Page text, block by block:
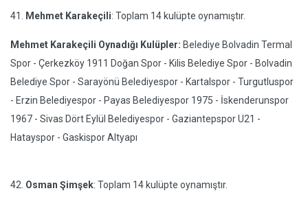
41. Mehmet Karakeçili: Toplam 14 kulüpte oynamıştır.
Mehmet Karakeçili Oynadığı Kulüpler: Belediye Bolvadin Termal
Spor - Çerkezköy 1911 Doğan Spor - Kilis Belediye Spor - Bolvadin
Belediye Spor - Sarayönü Belediyespor - Kartalspor - Turgutluspor
- Erzin Belediyespor - Payas Belediyespor 1975 - İskenderunspor
1967 - Sivas Dört Eylül Belediyespor - Gaziantepspor U21 -
Hatayspor - Gaskispor Altyapı
42. Osman Şimşek: Toplam 14 kulüpte oynamıştır.